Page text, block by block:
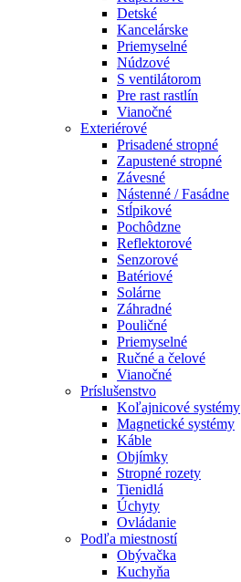
Detské
Kancelárske
Priemyselné
Núdzové
S ventilátorom
Pre rast rastlín
Vianočné
Exteriérové
Prisadené stropné
Zapustené stropné
Závesné
Nástenné / Fasádne
Stĺpikové
Pochôdzne
Reflektorové
Senzorové
Batériové
Solárne
Záhradné
Pouličné
Priemyselné
Ručné a čelové
Vianočné
Príslušenstvo
Koľajnicové systémy
Magnetické systémy
Káble
Objímky
Stropné rozety
Tienidlá
Úchyty
Ovládanie
Podľa miestností
Obývačka
Kuchyňa